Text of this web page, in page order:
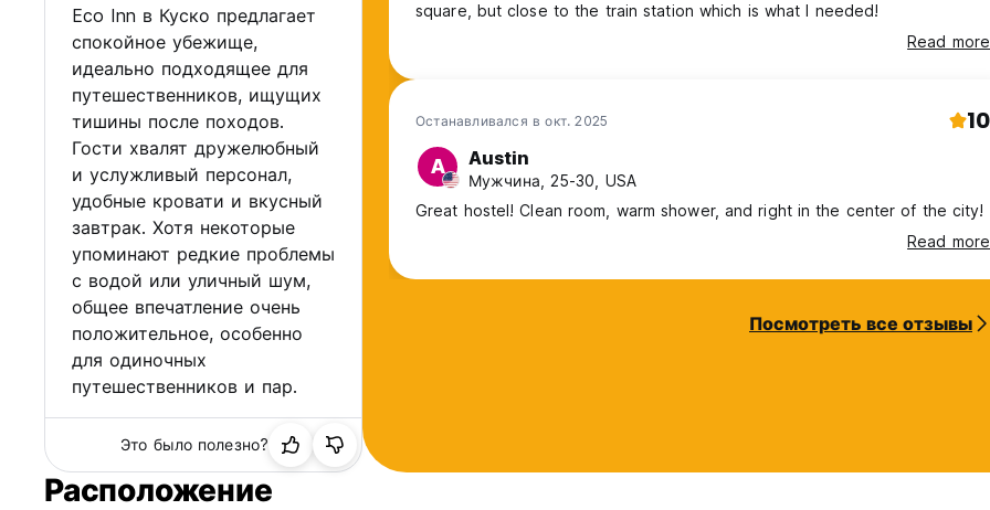
Eco Inn в Куско предлагает
спокойное убежище,
идеально подходящее для
путешественников, ищущих
тишины после походов.
Гости хвалят дружелюбный
и услужливый персонал,
удобные кровати и вкусный
завтрак. Хотя некоторые
упоминают редкие проблемы
с водой или уличный шум,
общее впечатление очень
положительное, особенно
для одиночных
путешественников и пар.
Это было полезно?
square, but close to the train station which is what I needed!
Read more
Останавливался в окт. 2025 10
A Austin
Мужчина, 25-30, USA
Great hostel! Clean room, warm shower, and right in the center of the city!
Read more
Посмотреть все отзывы
Расположение